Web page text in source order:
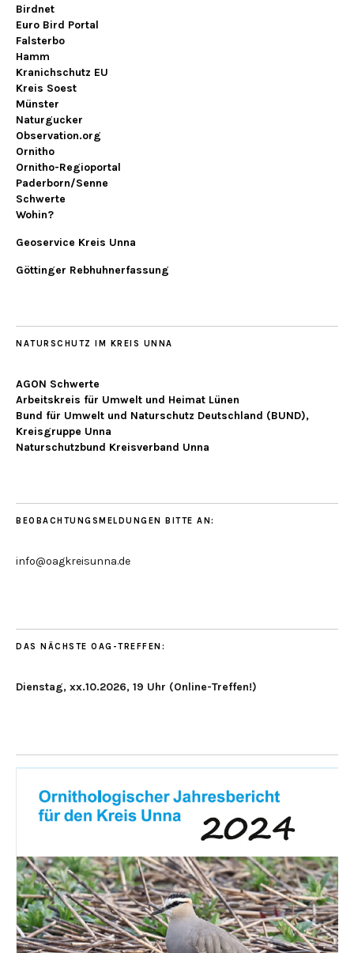
Birdnet
Euro Bird Portal
Falsterbo
Hamm
Kranichschutz EU
Kreis Soest
Münster
Naturgucker
Observation.org
Ornitho
Ornitho-Regioportal
Paderborn/Senne
Schwerte
Wohin?
Geoservice Kreis Unna
Göttinger Rebhuhnerfassung
NATURSCHUTZ IM KREIS UNNA
AGON Schwerte
Arbeitskreis für Umwelt und Heimat Lünen
Bund für Umwelt und Naturschutz Deutschland (BUND),
Kreisgruppe Unna
Naturschutzbund Kreisverband Unna
BEOBACHTUNGSMELDUNGEN BITTE AN:
info@oagkreisunna.de
DAS NÄCHSTE OAG-TREFFEN:
Dienstag, xx.10.2026, 19 Uhr (Online-Treffen!)